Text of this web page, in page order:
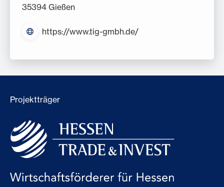
35394 Gießen
https://www.tig-gmbh.de/
Projektträger